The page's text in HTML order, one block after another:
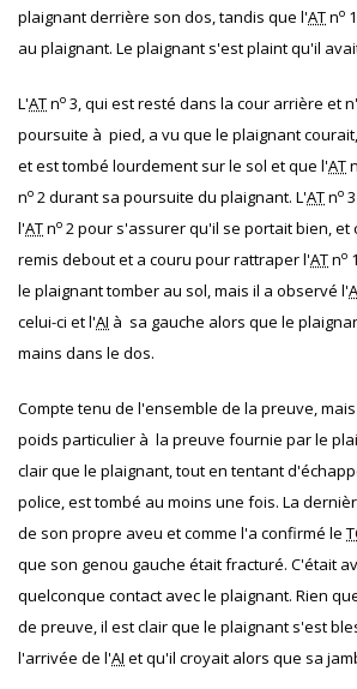
plaignant derrière son dos, tandis que l'ATno
au plaignant. Le plaignant s'est plaint qu'il
L'ATno 3, qui est resté dans la cour arrière et
poursuite à pied, a vu que le plaignant
et est tombé lourdement sur le sol et que l'ATn
no 2 durant sa poursuite du plaignant. L'ATno
l'ATno 2 pour s'assurer qu'il se portait bien, et
remis debout et a couru pour rattraper l'ATno
le plaignant tomber au sol, mais il a observé l'
celui-ci et l'AI à sa gauche alors que le
mains dans le dos.
Compte tenu de l'ensemble de la preuve,
poids particulier à la preuve fournie par le
clair que le plaignant, tout en tentant
police, est tombé au moins une fois. La
de son propre aveu et comme l'a confirmé le
que son genou gauche était fracturé. C'était
quelconque contact avec le plaignant. Rien
de preuve, il est clair que le plaignant s'est
l'arrivée de l'AI et qu'il croyait alors que sa